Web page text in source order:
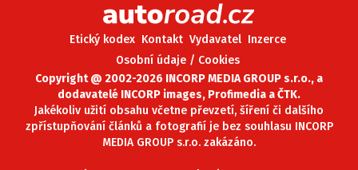
Etický kodex Kontakt Vydavatel Inzerce
Osobní údaje / Cookies
Copyright @ 2002-2026 INCORP MEDIA GROUP s.r.o., a
dodavatelé INCORP images, Profimedia a ČTK.
Jakékoliv užití obsahu včetne převzetí, šíření či dalšího
zpřístupňování článků a fotografií je bez souhlasu INCORP
MEDIA GROUP s.r.o. zakázáno.